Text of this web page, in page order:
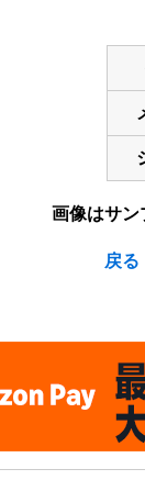
画像はサン
戻る